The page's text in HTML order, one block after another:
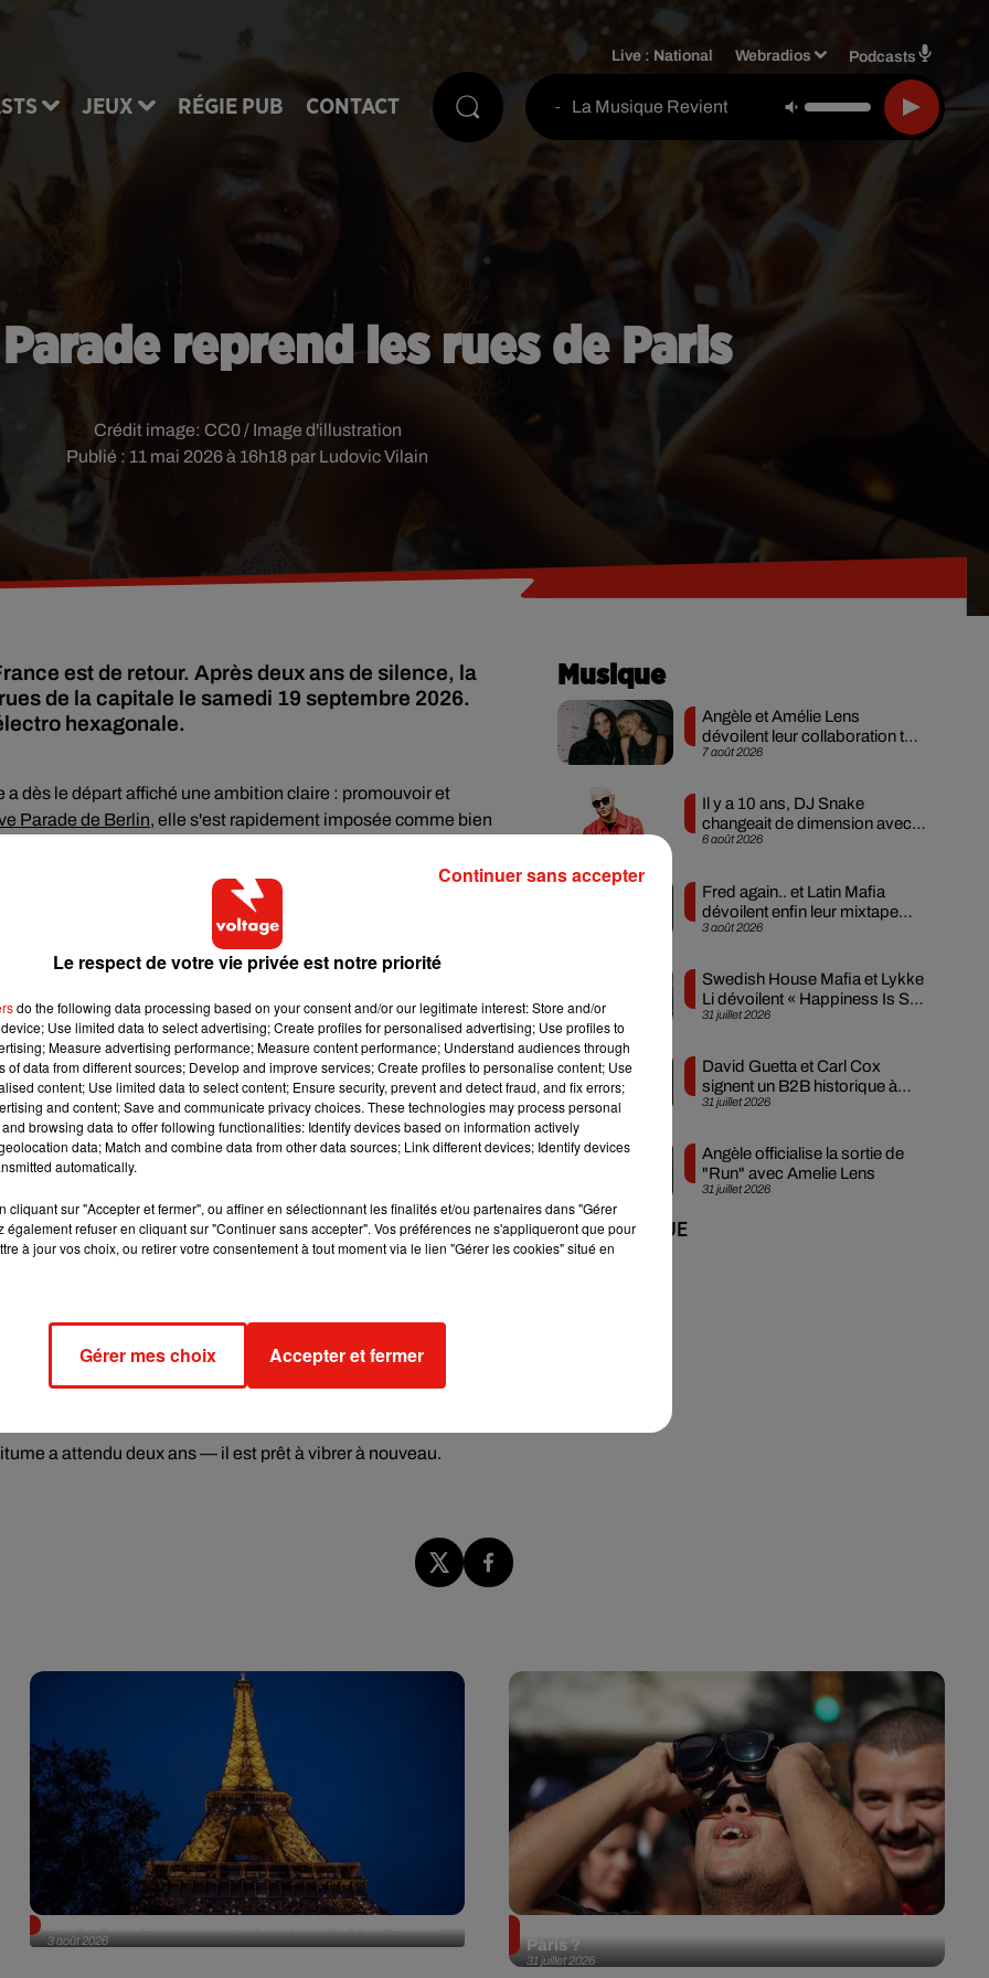
JEUX RÉGIE PUB CONTACT
Live : National Webradios Podcasts
- La Musique Revient
Parade reprend les rues de Paris
Publié : 11 mai 2026 à 16h18 par Ludovic Vilain
Crédit image: CC0 / Image d'illustration
est de retour. Après deux ans de silence, la
de la capitale le samedi 19 septembre 2026.
hexagonale.
dès le départ affiché une ambition claire : promouvoir et
Parade de Berlin, elle s'est rapidement imposée comme bien
revendication politique, un moyen pour les acteurs de la scène
électroniques dans les politiques publiques. Année après
les grands boulevards parisiens en une piste de danse
un rendez-vous incontournable de la rentrée parisienne.
de participants cumulés. Son point culminant reste l'édition
le 25e anniversaire de la manifestation, un record absolu. Un
festif et culturel français.
été sacrifiée sur l'autel desJeux Olympiques de Paris,
les marques privées étant de plus en plus difficiles à
la décision de repenser entièrement son modèle de
"Deux ans de silence, c'est long pour une scène
dans son communiqué.
l'espace public. Gratuite et ouverte à toutes et tous, la
et labels pour rejoindre le cortège, portant haut les valeurs de
électronique. Ce retour symbolise la résilience d'une
a attendu deux ans — il est prêt à vibrer à nouveau.
Musique
7 août 2026
Angèle et Amélie Lens
dévoilent leur collaboration tant
attendue
6 août 2026
Il y a 10 ans, DJ Snake
changeait de dimension avec
son premier...
3 août 2026
Fred again.. et Latin Mafia
dévoilent enfin leur mixtape
créée en...
31 juillet 2026
Swedish House Mafia et Lykke
Li dévoilent « Happiness Is So
Sad »
31 juillet 2026
David Guetta et Carl Cox
signent un B2B historique à
Ibiza
31 juillet 2026
Angèle officialise la sortie de
"Run" avec Amelie Lens
+ DE MUSIQUE
3 août 2026
31 juillet 2026
Paris ?
Le respect de votre vie privée est notre priorité
do the following data processing based on your consent and/or our legitimate interest: Store and/or
Use limited data to select advertising; Create profiles for personalised advertising; Use profiles to
Measure advertising performance; Measure content performance; Understand audiences through
of data from different sources; Develop and improve services; Create profiles to personalise content; Use
content; Use limited data to select content; Ensure security, prevent and detect fraud, and fix errors;
and content; Save and communicate privacy choices. These technologies may process personal
browsing data to offer following functionalities: Identify devices based on information actively
data; Match and combine data from other data sources; Link different devices; Identify devices
automatically.
cliquant sur "Accepter et fermer", ou affiner en sélectionnant les finalités et/ou partenaires dans "Gérer
également refuser en cliquant sur "Continuer sans accepter". Vos préférences ne s'appliqueront que pour
à jour vos choix, ou retirer votre consentement à tout moment via le lien "Gérer les cookies" situé en
Gérer mes choix Accepter et fermer
Continuer sans accepter